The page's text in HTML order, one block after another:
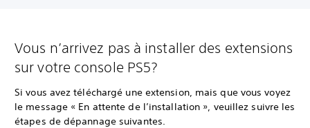
Vous n’arrivez pas à installer des extensions
sur votre console PS5?
Si vous avez téléchargé une extension, mais que vous voyez
le message « En attente de l’installation », veuillez suivre les
étapes de dépannage suivantes.